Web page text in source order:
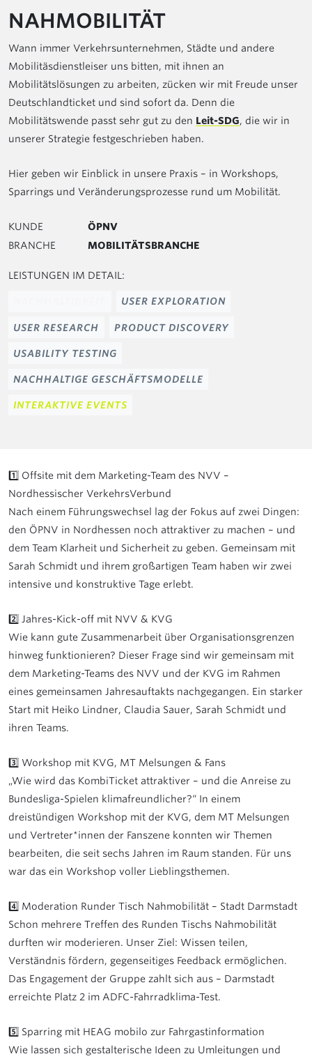
NAHMOBILITÄT
Wann immer Verkehrsunternehmen, Städte und andere
Mobilitäsdienstleiser uns bitten, mit ihnen an
Mobilitätslösungen zu arbeiten, zücken wir mit Freude unser
Deutschlandticket und sind sofort da. Denn die
Mobilitätswende passt sehr gut zu den Leit-SDG, die wir in
unserer Strategie festgeschrieben haben.
Hier geben wir Einblick in unsere Praxis – in Workshops,
Sparrings und Veränderungsprozesse rund um Mobilität.
KUNDE
ÖPNV
BRANCHE
MOBILITÄTSBRANCHE
LEISTUNGEN IM DETAIL:
USER EXPLORATION
USER RESEARCH PRODUCT DISCOVERY
USABILITY TESTING
NACHHALTIGE GESCHÄFTSMODELLE
INTERAKTIVE EVENTS
1️⃣ Offsite mit dem Marketing-Team des NVV –
Nordhessischer VerkehrsVerbund
Nach einem Führungswechsel lag der Fokus auf zwei Dingen:
den ÖPNV in Nordhessen noch attraktiver zu machen – und
dem Team Klarheit und Sicherheit zu geben. Gemeinsam mit
Sarah Schmidt und ihrem großartigen Team haben wir zwei
intensive und konstruktive Tage erlebt.
2️⃣ Jahres-Kick-off mit NVV & KVG
Wie kann gute Zusammenarbeit über Organisationsgrenzen
hinweg funktionieren? Dieser Frage sind wir gemeinsam mit
dem Marketing-Teams des NVV und der KVG im Rahmen
eines gemeinsamen Jahresauftakts nachgegangen. Ein starker
Start mit Heiko Lindner, Claudia Sauer, Sarah Schmidt und
ihren Teams.
3️⃣ Workshop mit KVG, MT Melsungen & Fans
„Wie wird das KombiTicket attraktiver – und die Anreise zu
Bundesliga-Spielen klimafreundlicher?“ In einem
dreistündigen Workshop mit der KVG, dem MT Melsungen
und Vertreter*innen der Fanszene konnten wir Themen
bearbeiten, die seit sechs Jahren im Raum standen. Für uns
war das ein Workshop voller Lieblingsthemen.
4️⃣ Moderation Runder Tisch Nahmobilität – Stadt Darmstadt
Schon mehrere Treffen des Runden Tischs Nahmobilität
durften wir moderieren. Unser Ziel: Wissen teilen,
Verständnis fördern, gegenseitiges Feedback ermöglichen.
Das Engagement der Gruppe zahlt sich aus – Darmstadt
erreichte Platz 2 im ADFC-Fahrradklima-Test.
5️⃣ Sparring mit HEAG mobilo zur Fahrgastinformation
Wie lassen sich gestalterische Ideen zu Umleitungen und